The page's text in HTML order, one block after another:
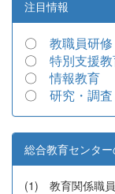
注目情報
〇 教職員研修
〇 特別支援
〇情報教育
〇 研究・調査
総合教育センタ
(1) 教育関係職員